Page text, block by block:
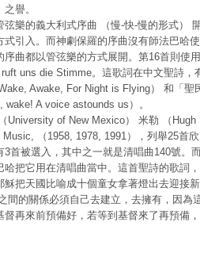
譽。
樂的義大利式序曲 （慢-快-慢的形式） 開
引入。而神劇保羅的序曲沒有師法巴哈使
曲都以管弦樂的方式展開。第16首則使用
uns die Stimme。這歌詞在中文聖詩，
Awake, For Night is Flying） 和「聖
A voice astounds us）。
University of New Mexico） 米勒 （Hugh
（1958, 1978, 1991），列舉25首欣
首被選入，其中之一就是清唱曲140號。
把它用在清唱曲當中。這首聖詩的歌詞，
穌把天國比喻成十個童女拿著燈出去迎接新
間的關係必須自己去建立，去擁有，因為
再來前預備好，若等到基督來了再預備，